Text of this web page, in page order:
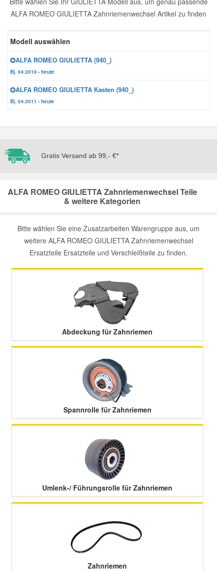
ALFA ROMEO GIULIETTA Zahnriemenwechsel Artikel zu finden
Modell auswählen
ALFA ROMEO GIULIETTA (940_)
Bj. 04.2010 - heute
ALFA ROMEO GIULIETTA Kasten (940_)
Bj. 04.2011 - heute
Gratis Versand ab 99,- €*
ALFA ROMEO GIULIETTA Zahnriemenwechsel Teile
& weitere Kategorien
Bitte wählen Sie eine Zusatzarbeiten Warengruppe aus, um
weitere ALFA ROMEO GIULIETTA Zahnriemenwechsel
Ersatzteile Ersatzteile und Verschleißteile zu finden.
Abdeckung für Zahnriemen
Spannrolle für Zahnriemen
Umlenk-/ Führungsrolle für Zahnriemen
Zahnriemen
Reparatur-Zubehör
Karosserie Werkzeug
Schlüsselgehäuse
Werkstattbedarf
Winter-Autozubehör
Daewoo Ersatzteile
Daihatsu Ersatzteile
Dodge Ersatzteile
Honda Ersatzteile
Hyundai Ersatzteile
Jeep Ersatzteile
Mazda Ersatzteile
Mercedes Ersatzteile
Mini Ersatzteile
Nissan Ersatzteile
Porsche Ersatzteile
Suzuki Ersatzteile
Vauxhall Ersatzteile